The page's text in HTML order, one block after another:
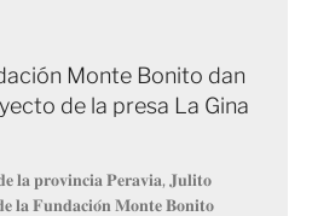
Monte Bonito dan
de la presa La Gina
𝐩𝐫𝐨𝐯𝐢𝐧𝐜𝐢𝐚 𝐏𝐞𝐫𝐚𝐯𝐢𝐚, 𝐉𝐮𝐥𝐢𝐭𝐨
𝐥𝐚 𝐅𝐮𝐧𝐝𝐚𝐜𝐢𝐨́𝐧 𝐌𝐨𝐧𝐭𝐞 𝐁𝐨𝐧𝐢𝐭𝐨